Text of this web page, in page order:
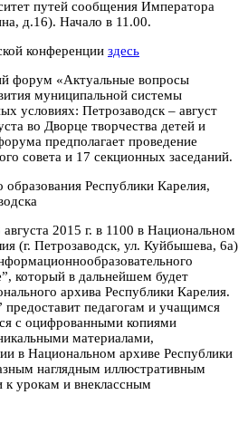
путей сообщения Императора
д.16). Начало в 11.00.
конференции здесь
форум «Актуальные вопросы
муниципальной системы
условиях: Петрозаводск – август
во Дворце творчества детей и
предполагает проведение
совета и 17 секционных заседаний.
образования Республики Карелия,
августа 2015 г. в 11­00 в Национальном
(г. Петрозаводск, ул. Куйбышева, 6а)
который в дальнейшем будет
архива Республики Карелия.
педагогам и учащимся
с оцифрованными копиями
материалами,
в Национальном архиве Республики
наглядным иллюстративным
к урокам и внеклассным